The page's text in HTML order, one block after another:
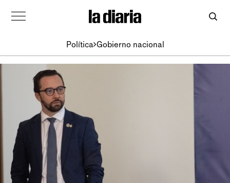
Política Gobierno nacional